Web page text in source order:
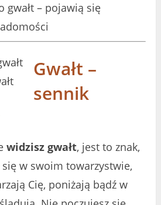
gwałt – pojawią się
Gwałt –
sennik
widzisz gwałt, jest to znak,
w swoim towarzystwie,
Cię, poniżają bądź w